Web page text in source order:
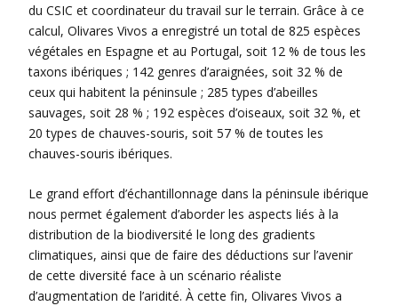
du CSIC et coordinateur du travail sur le terrain. Grâce à ce
calcul, Olivares Vivos a enregistré un total de 825 espèces
végétales en Espagne et au Portugal, soit 12 % de tous les
taxons ibériques ; 142 genres d’araignées, soit 32 % de
ceux qui habitent la péninsule ; 285 types d’abeilles
sauvages, soit 28 % ; 192 espèces d’oiseaux, soit 32 %, et
20 types de chauves-souris, soit 57 % de toutes les
chauves-souris ibériques.
Le grand effort d’échantillonnage dans la péninsule ibérique
nous permet également d’aborder les aspects liés à la
distribution de la biodiversité le long des gradients
climatiques, ainsi que de faire des déductions sur l’avenir
de cette diversité face à un scénario réaliste
d’augmentation de l’aridité. À cette fin, Olivares Vivos a